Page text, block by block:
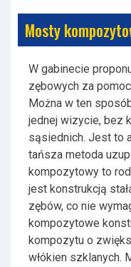
Mosty
W gabinecie
zębowych za
Można w ten
jednej wizycie, bez
sąsiednich. Jest to
tańsza metoda
kompozytowy to
jest konstrukcją
zębów, co nie
kompozytowe
kompozytu o
włókien szklanych.